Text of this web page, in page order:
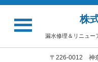
株
漏水修理＆リニュー
〒226-0012 神